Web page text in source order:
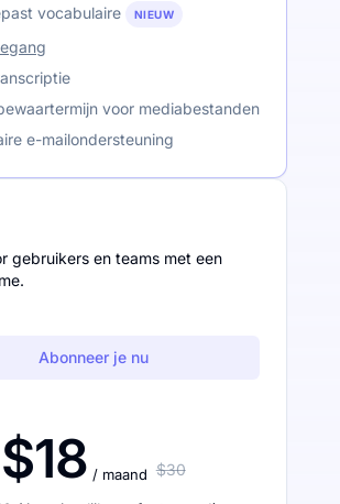
vocabulaire
NIEUW
voor mediabestanden
e-mailondersteuning
gebruikers en teams met een
Abonneer je nu
$18 / maand $30